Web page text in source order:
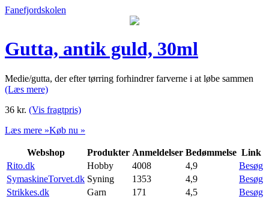
Fanefjordskolen
Gutta, antik guld, 30ml
Medie/gutta, der efter tørring forhindrer farverne i at løbe sammen
(Læs mere)
36 kr. (Vis fragtpris)
Læs mere »Køb nu »
Webshop Produkter Anmeldelser Bedømmelse Link
Rito.dk
Hobby 4008 4,9
Besøg
SymaskineTorvet.dk Syning 1353 4,9
Besøg
Strikkes.dk
Garn 171 4,5
Besøg